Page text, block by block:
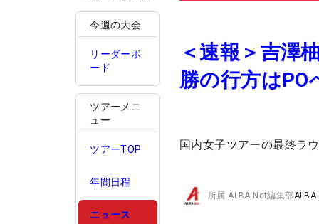
今週の大会
リーダーボ
ード
ツアーメニ
ュー
ツアーTOP
年間日程
ニュース
＜速報＞吉澤
勝の行方はPO
国内女子ツアーの最終ラ
所属ALBA Net編集部ALBA